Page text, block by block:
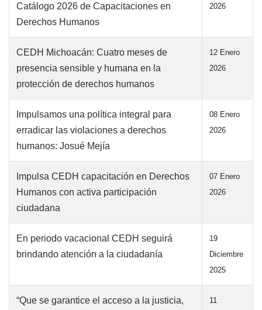
Catálogo 2026 de Capacitaciones en
Derechos Humanos
2026
CEDH Michoacán: Cuatro meses de
presencia sensible y humana en la
protección de derechos humanos
12 Enero
2026
Impulsamos una política integral para
erradicar las violaciones a derechos
humanos: Josué Mejía
08 Enero
2026
Impulsa CEDH capacitación en Derechos
Humanos con activa participación
ciudadana
07 Enero
2026
En periodo vacacional CEDH seguirá
brindando atención a la ciudadanía
19
Diciembre
2025
“Que se garantice el acceso a la justicia,
11